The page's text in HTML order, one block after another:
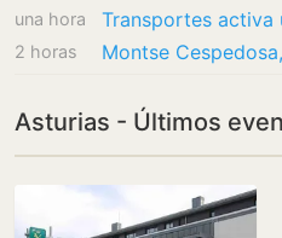
una hora
2 horas
Asturias - Últimos